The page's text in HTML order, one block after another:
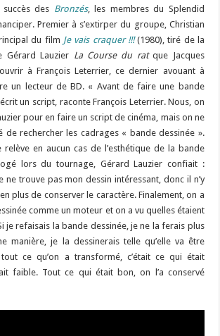
des Bronzés, les membres du Splendid
Premier à s’extirper du groupe, Christian
du film Je vais craquer !!! (1980), tiré de la
Gérard Lauzier La Course du ratque Jacques
à François Leterrier, ce dernier avouant à
un lecteur de BD. « Avant de faire une bande
un script, raconte François Leterrier. Nous, on
pour en faire un script de cinéma, mais on ne
de rechercher les cadrages « bande dessinée ».
relève en aucun cas de l’esthétique de la bande
lors du tournage, Gérard Lauzier confiait :
ne trouve pas mon dessin intéressant, donc il n’y
plus de conserver le caractère. Finalement, on a
comme un moteur et on a vu quelles étaient
je refaisais la bande dessinée, je ne la ferais plus
manière, je la dessinerais telle qu’elle va être
ce qu’on a transformé, c’était ce qui était
faible. Tout ce qui était bon, on l’a conservé